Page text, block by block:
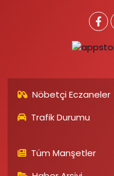
Nöbetçi Eczaneler
Trafik Durumu
Tüm Manşetler